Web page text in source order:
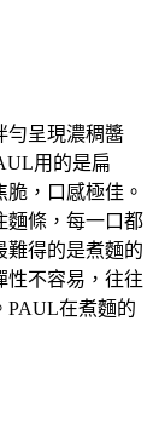
勻呈現濃稠醬
用的是扁
，口感極佳。
麵條，每一口都
難得的是煮麵的
性不容易，往往
PAUL在煮麵的